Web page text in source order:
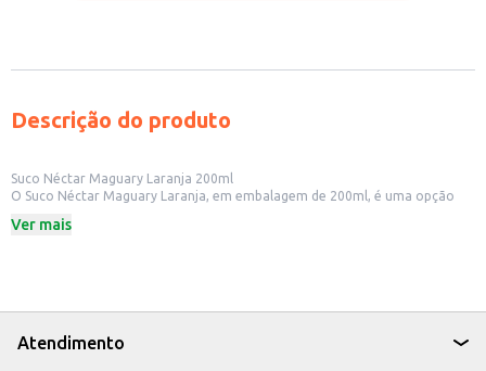
Descrição do produto
Suco Néctar Maguary Laranja 200ml
O Suco Néctar Maguary Laranja, em embalagem de 200ml, é uma opção
consumo individual, o suco é perfeito para acompanhar refeições, lanches
Uma opção para oferecer em eventos e festas.
Pode ser consumido puro ou utilizado em receitas de drinks e coquetéis.
Com o Suco Néctar Maguary Laranja 200ml, você tem a praticidade de uma
Ver mais
Atendimento